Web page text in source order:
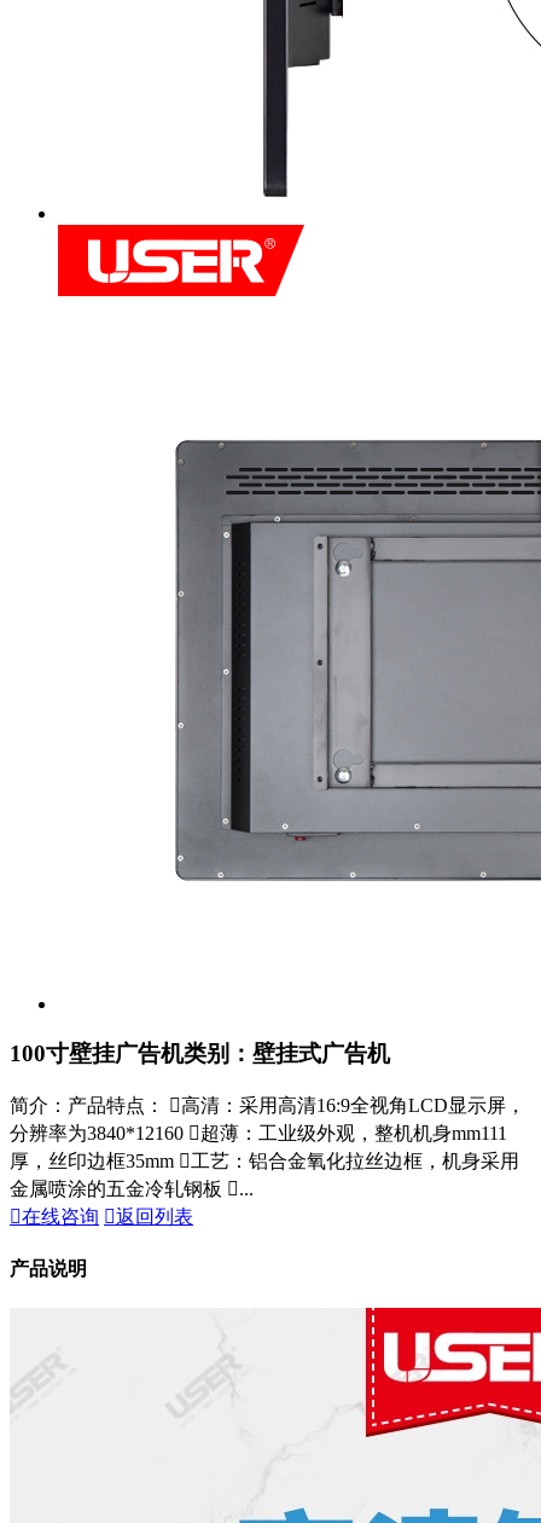
100寸壁挂广告机类别：壁挂式广告机
简介：产品特点： 高清：采用高清16:9全视角LCD显示屏，
分辨率为3840*12160 超薄：工业级外观，整机机身mm111
厚，丝印边框35mm 工艺：铝合金氧化拉丝边框，机身采用
金属喷涂的五金冷轧钢板 ...
在线咨询 返回列表
产品说明